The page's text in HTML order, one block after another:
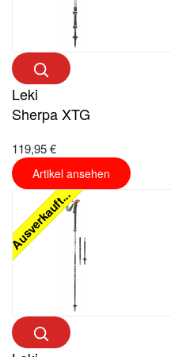
Leki
Sherpa XTG
119,95 €
Artikel ansehen
Ausverkauft...